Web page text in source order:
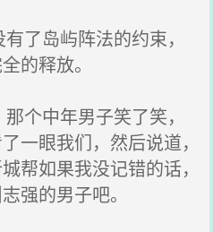
了岛屿阵法的约束，
的释放。
个中年男子笑了笑，
一眼我们，然后说道，
帮如果我没记错的话，
强的男子吧。